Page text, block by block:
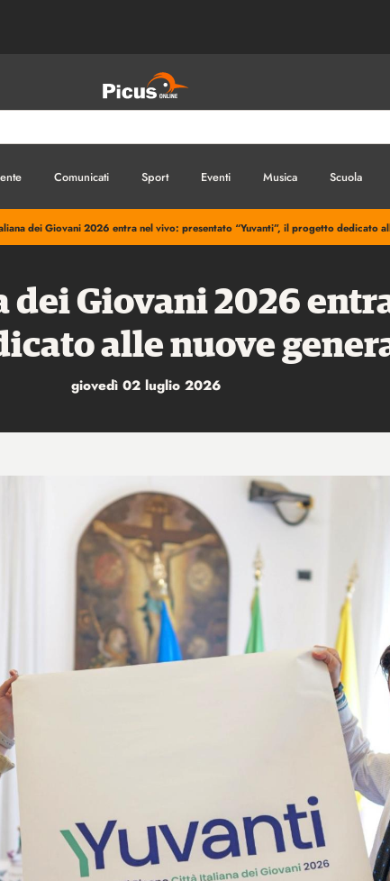
Comunicati Sport Eventi Musica Scuola
dei Giovani 2026 entra nel vivo: presentato “Yuvanti”, il progetto dedicato
Giovani 2026
alle nuove
giovedì 02 luglio 2026